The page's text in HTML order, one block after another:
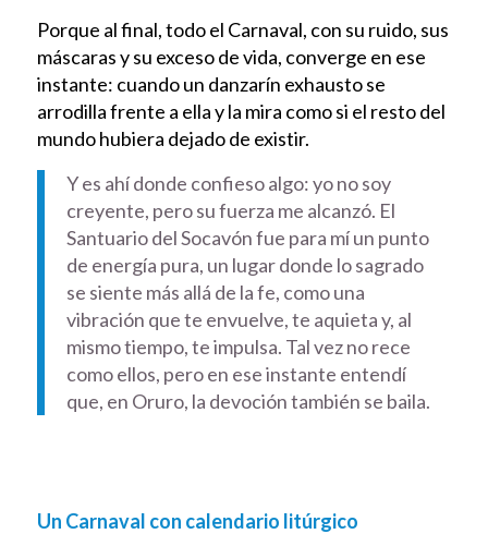
Porque al final, todo el Carnaval, con su ruido, sus
máscaras y su exceso de vida, converge en ese
instante: cuando un danzarín exhausto se
arrodilla frente a ella y la mira como si el resto del
mundo hubiera dejado de existir.
Y es ahí donde confieso algo: yo no soy
creyente, pero su fuerza me alcanzó. El
Santuario del Socavón fue para mí un punto
de energía pura, un lugar donde lo sagrado
se siente más allá de la fe, como una
vibración que te envuelve, te aquieta y, al
mismo tiempo, te impulsa. Tal vez no rece
como ellos, pero en ese instante entendí
que, en Oruro, la devoción también se baila.
Un Carnaval con calendario litúrgico